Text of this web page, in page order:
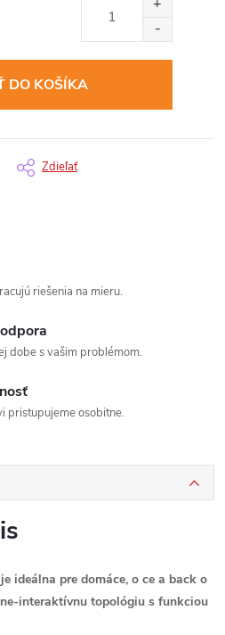
DO KOŠÍKA
Zdieľať
riešenia na mieru.
dobe s vašim problémom.
pristupujeme osobitne.
ideálna pre domáce, o ce a back o
interaktívnu topológiu s funkciou